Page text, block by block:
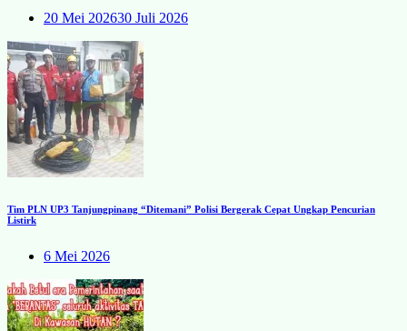
20 Mei 202630 Juli 2026
Tim PLN UP3 Tanjungpinang “Ditemani” Polisi Bergerak Cepat Ungkap Pencurian
Listirk
6 Mei 2026